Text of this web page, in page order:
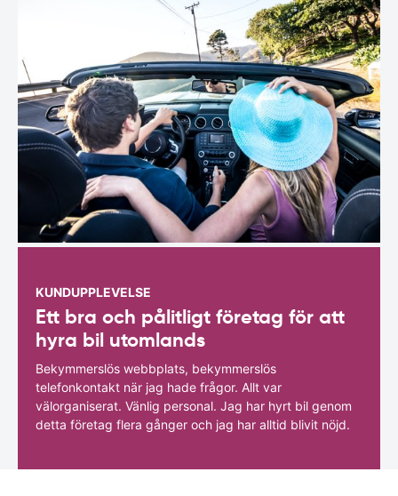
KUNDUPPLEVELSE
Ett bra och pålitligt företag för att
hyra bil utomlands
Bekymmerslös webbplats, bekymmerslös
telefonkontakt när jag hade frågor. Allt var
välorganiserat. Vänlig personal. Jag har hyrt bil genom
detta företag flera gånger och jag har alltid blivit nöjd.